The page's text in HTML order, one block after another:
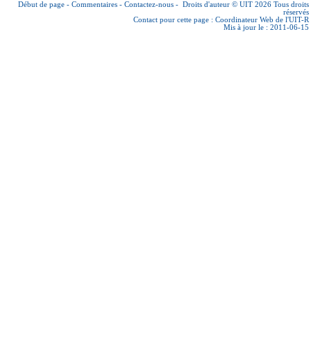
Début de page - Commentaires - Contactez-nous - Droits d'auteur © UIT 2026 Tous droits
réservés
Contact pour cette page : Coordinateur Web de l'UIT-R
Mis à jour le : 2011-06-15